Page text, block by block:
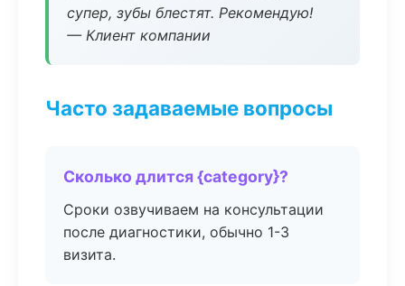
супер, зубы блестят. Рекомендую!
— Клиент компании
Часто задаваемые вопросы
Сколько длится {category}?
Сроки озвучиваем на консультации
после диагностики, обычно 1-3
визита.